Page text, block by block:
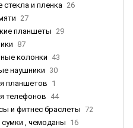
стекла и пленка 26
27
планшеты
29
87
колонки 43
наушники
30
планшетов 1
телефонов 44
и фитнес браслеты 72
, чемоданы 16